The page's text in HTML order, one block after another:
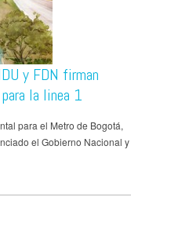
y FDN firman
la linea 1
para el Metro de Bogotá,
el Gobierno Nacional y